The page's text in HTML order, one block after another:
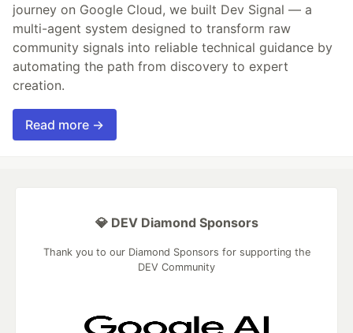
journey on Google Cloud, we built Dev Signal — a
multi-agent system designed to transform raw
community signals into reliable technical guidance by
automating the path from discovery to expert
creation.
Read more →
💎 DEV Diamond Sponsors
Thank you to our Diamond Sponsors for supporting the
DEV Community